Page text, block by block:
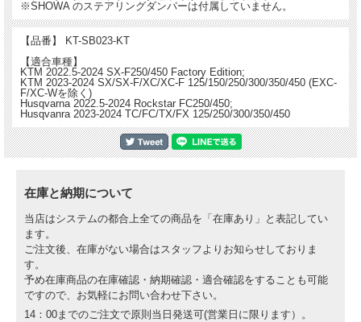
※SHOWA のステアリングダンパーは付属していません。
【品番】 KT-SB023-KT
【適合車種】
KTM 2022.5-2024 SX-F250/450 Factory Edition;
KTM 2023-2024 SX/SX-F/XC/XC-F 125/150/250/300/350/450 (EXC-
F/XC-Wを除く)
Husqvarna 2022.5-2024 Rockstar FC250/450;
Husqvanra 2023-2024 TC/FC/TX/FX 125/250/300/350/450
在庫と納期について
当店はシステムの都合上全ての商品を「在庫あり」と表記してい
ます。
ご注文後、在庫がない場合はスタッフよりお知らせしておりま
す。
予め在庫商品の在庫確認・納期確認・適合確認をすることも可能
ですので、お気軽にお問い合わせ下さい。
14：00までのご注文で原則当日発送可(営業日に限ります）。